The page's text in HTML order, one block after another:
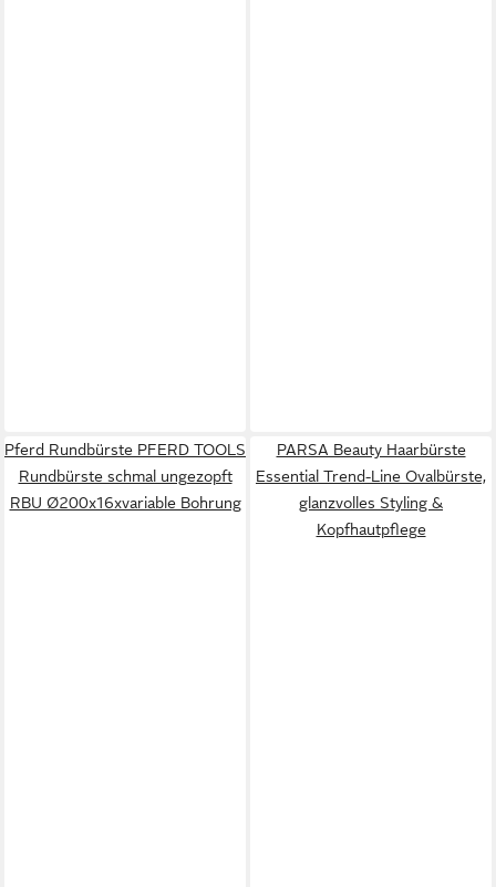
Pferd Rundbürste PFERD TOOLS
Rundbürste schmal ungezopft
RBU Ø200x16xvariable Bohrung
PARSA Beauty Haarbürste
Essential Trend-Line Ovalbürste,
glanzvolles Styling &
Kopfhautpflege